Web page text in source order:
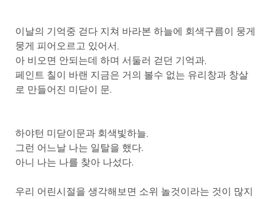
이날의 기억중 걷다 지쳐 바라본 하늘에 회색구름이 뭉게
뭉게 피어오르고 있어서,
아 비오면 안되는데 하며 서둘러 걷던 기억과,
페인트 칠이 바랜 지금은 거의 볼수 없는 유리창과 창살
로 만들어진 미닫이 문.
하야턴 미닫이문과 회색빛하늘,
그런 어느날 나는 일탈을 했다.
아니 나는 나를 찾아 나섰다.
우리 어린시절을 생각해보면 소위 놀것이라는 것이 많지